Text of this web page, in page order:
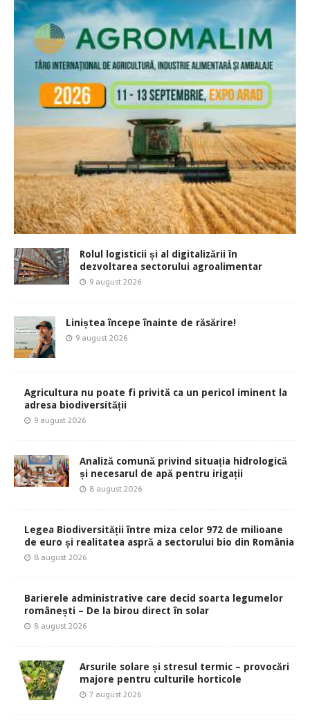
Rolul logisticii și al digitalizării în
dezvoltarea sectorului agroalimentar
9 august 2026
Liniștea începe înainte de răsărire!
9 august 2026
Agricultura nu poate fi privită ca un pericol iminent la
adresa biodiversității
9 august 2026
Analiză comună privind situația hidrologică
și necesarul de apă pentru irigații
8 august 2026
Legea Biodiversității între miza celor 972 de milioane
de euro și realitatea aspră a sectorului bio din România
8 august 2026
Barierele administrative care decid soarta legumelor
românești – De la birou direct în solar
8 august 2026
Arsurile solare și stresul termic – provocări
majore pentru culturile horticole
7 august 2026